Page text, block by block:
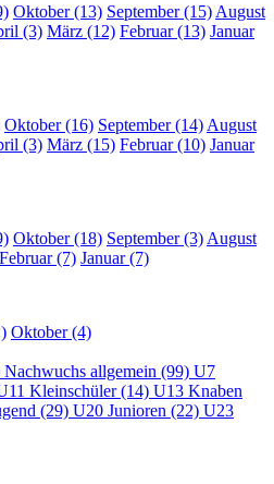
Oktober (13) September (15) August
(3) März (12) Februar (13) Januar
Oktober (16) September (14) August
(3) März (15) Februar (10) Januar
Oktober (18) September (3) August
Februar (7) Januar (7)
Oktober (4)
Nachwuchs allgemein (99) U7
Kleinschüler (14) U13 Knaben
(29) U20 Junioren (22) U23